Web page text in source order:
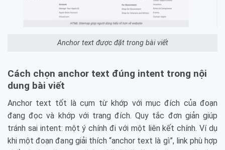
Anchor text được đặt trong bài viết
Cách chọn anchor text đúng intent trong nội
dung bài viết
Anchor text tốt là cụm từ khớp với mục đích của đoạn
đang đọc và khớp với trang đích. Quy tắc đơn giản giúp
tránh sai intent: một ý chính đi với một liên kết chính. Ví dụ
khi một đoạn đang giải thích “anchor text là gì”, link phù hợp